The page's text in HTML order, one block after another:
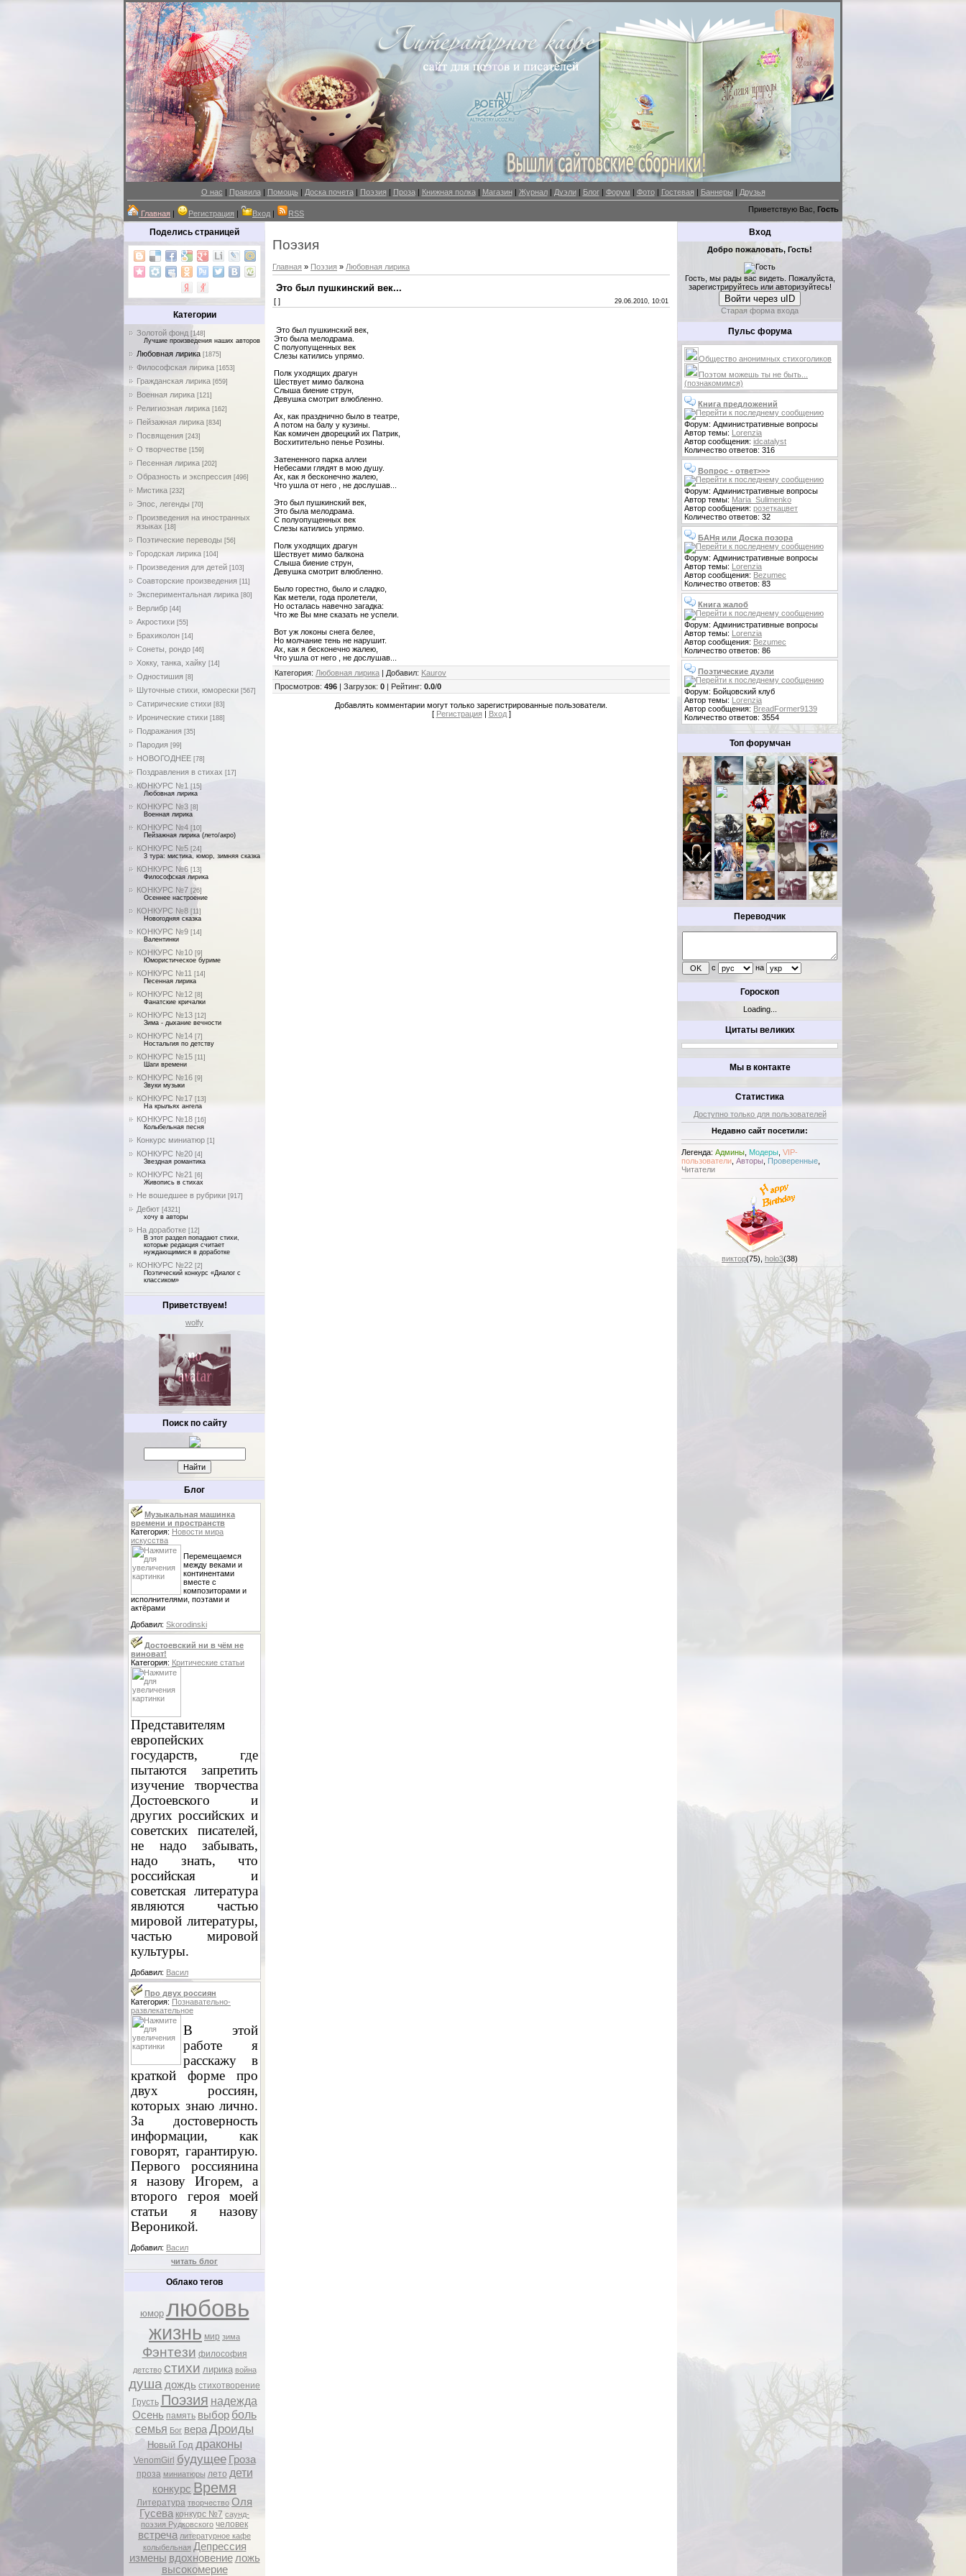
О нас | Правила| Помощь | Доска почета| Поэзия | Проза| Книжная полка| Магазин| Журнал| Дуэли| Блог| Форум | Фото| Гостевая | Баннеры | Друзья
Главная | Регистрация | Вход | RSS Приветствую Вас, Гость
Поделись страницей
Категории
Золотой фонд [148]
Лучшие произведения наших авторов
Любовная лирика [1875]
Философская лирика [1653]
Гражданская лирика [659]
Военная лирика [121]
Религиозная лирика [162]
Пейзажная лирика [834]
Посвящения [243]
О творчестве [159]
Песенная лирика [202]
Образность и экспрессия [496]
Мистика [232]
Эпос, легенды [70]
Произведения на иностранных
языках [18]
Поэтические переводы [56]
Городская лирика [104]
Произведения для детей [103]
Соавторские произведения [11]
Экспериментальная лирика [80]
Верлибр [44]
Акростихи [55]
Брахиколон [14]
Сонеты, рондо [46]
Хокку, танка, хайку [14]
Одностишия [8]
Шуточные стихи, юморески [567]
Сатирические стихи [83]
Иронические стихи [188]
Подражания [35]
Пародия [99]
НОВОГОДНЕЕ [78]
Поздравления в стихах [17]
КОНКУРС №1 [15]
Любовная лирика
КОНКУРС №3 [8]
Военная лирика
КОНКУРС №4 [10]
Пейзажная лирика (лето/акро)
КОНКУРС №5 [24]
3 тура: мистика, юмор, зимняя сказка
КОНКУРС №6 [13]
Философская лирика
КОНКУРС №7 [26]
Осеннее настроение
КОНКУРС №8 [11]
Новогодняя сказка
КОНКУРС №9 [14]
Валентинки
КОНКУРС №10 [9]
Юмористическое буриме
КОНКУРС №11 [14]
Песенная лирика
КОНКУРС №12 [8]
Фанатские кричалки
КОНКУРС №13 [12]
Зима - дыхание вечности
КОНКУРС №14 [7]
Ностальгия по детству
КОНКУРС №15 [11]
Шаги времени
КОНКУРС №16 [9]
Звуки музыки
КОНКУРС №17 [13]
На крыльях ангела
КОНКУРС №18 [16]
Колыбельная песня
Конкурс миниатюр [1]
КОНКУРС №20 [4]
Звездная романтика
КОНКУРС №21 [6]
Живопись в стихах
Не вошедшее в рубрики [917]
Дебют [4321]
хочу в авторы
На доработке [12]
В этот раздел попадают стихи,
которые редакция считает
нуждающимися в доработке
КОНКУРС №22 [2]
Поэтический конкурс «Диалог с
классиком»
Приветствуем!
wolfy
Поиск по сайту
Блог
Музыкальная машинка
времени и пространств
Категория: Новости мира
искусства
Перемещаемся
между веками и
континентами
вместе с
композиторами и
исполнителями, поэтами и
актёрами
Добавил: Skorodinski
Достоевский ни в чём не
виноват!
Категория: Критические статьи
Представителям
европейских
государств, где
пытаются запретить
изучение творчества
Достоевского и
других российских и
советских писателей,
не надо забывать,
надо знать, что
российская и
советская литература
являются частью
мировой литературы,
частью мировой
культуры.
Добавил: Васил
Про двух россиян
Категория: Познавательно-
развлекательное
В этой
работе я
расскажу в
краткой форме про
двух россиян,
которых знаю лично.
За достоверность
информации, как
говорят, гарантирую.
Первого россиянина
я назову Игорем, а
второго героя моей
статьи я назову
Вероникой.
Добавил: Васил
читать блог
Облако тегов
юмор любовь
жизнь мир зима
Фэнтези философия
детство стихи лирика война
душа дождь стихотворение
Грусть Поэзия надежда
Осень память выбор боль
семья Бог вераДроиды
Новый Год драконы
VenomGirl будущее Гроза
проза миниатюры лето дети
конкурс Время
Литература творчество Оля
Гусева конкурс №7 саунд-
поэзия Рудковского человек
встреча литературное кафе
колыбельная Депрессия
измены вдохновение ложь
высокомерие
Поэзия
Главная » Поэзия » Любовная лирика
Это был пушкинский век...
[ ] 29.06.2010, 10:01
Это был пушкинский век,
Это была мелодрама.
С полуопущенных век
Слезы катились упрямо.
Полк уходящих драгун
Шествует мимо балкона
Слыша биение струн,
Девушка смотрит влюбленно.
Ах, как празднично было в театре,
А потом на балу у кузины.
Как комичен дворецкий их Патрик,
Восхитительно пенье Розины.
Затененного парка аллеи
Небесами глядят в мою душу.
Ах, как я бесконечно жалею,
Что ушла от него , не дослушав...
Это был пушкинский век,
Это была мелодрама.
С полуопущенных век
Слезы катились упрямо.
Полк уходящих драгун
Шествует мимо балкона
Слыша биение струн,
Девушка смотрит влюбленно.
Было горестно, было и сладко,
Как метели, года пролетели,
Но осталась навечно загадка:
Что же Вы мне сказать не успели.
Вот уж локоны снега белее,
Но молчание тень не нарушит.
Ах, как я бесконечно жалею,
Что ушла от него , не дослушав...
Категория: Любовная лирика Добавил: Kaurov
Просмотров: 496 Загрузок: 0 Рейтинг: 0.0/0
Добавлять комментарии могут только зарегистрированные пользователи.
[ Регистрация Вход]
Вход
Добро пожаловать, Гость!
Гость, мы рады вас видеть. Пожалуйста,
зарегистрируйтесь или авторизуйтесь!
Войти через uID
Старая форма входа
Пульс форума
Общество анонимных стихоголиков
Поэтом можешь ты не быть...
(познакомимся)
Книга предложений
Форум: Административные вопросы
Автор темы: Lorenzia
Автор сообщения: idcatalyst
Количество ответов: 316
Вопрос - ответ>>>
Форум: Административные вопросы
Автор темы: Maria_Sulimenko
Автор сообщения: розеткацвет
Количество ответов: 32
БАНя или Доска позора
Форум: Административные вопросы
Автор темы: Lorenzia
Автор сообщения: Bezumec
Количество ответов: 83
Книга жалоб
Форум: Административные вопросы
Автор темы: Lorenzia
Автор сообщения: Bezumec
Количество ответов: 86
Поэтические дуэли
Форум: Бойцовский клуб
Автор темы: Lorenzia
Автор сообщения: BreadFormer9139
Количество ответов: 3554
Топ форумчан
Переводчик
с на
Гороскоп
Loading...
Цитаты великих
Мы в контакте
Статистика
Доступно только для пользователей
Недавно сайт посетили:
Легенда: Админы Модеры VIP-
пользователи Авторы Проверенные
Читатели
виктор(75) holo3(38)